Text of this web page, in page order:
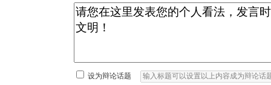
设为辩论话题